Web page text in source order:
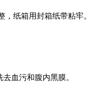
纸箱用封箱纸带粘牢。
血污和腹内黑膜。